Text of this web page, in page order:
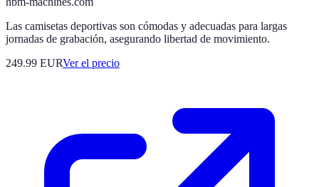
Las camisetas deportivas son cómodas y adecuadas para largas
jornadas de grabación, asegurando libertad de movimiento.
249.99 EURVer el precio